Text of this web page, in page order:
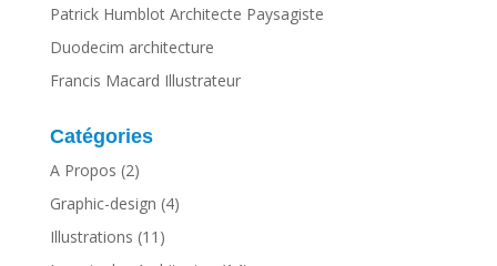
Patrick Humblot Architecte Paysagiste
Duodecim architecture
Francis Macard Illustrateur
Catégories
A Propos (2)
Graphic-design (4)
Illustrations (11)